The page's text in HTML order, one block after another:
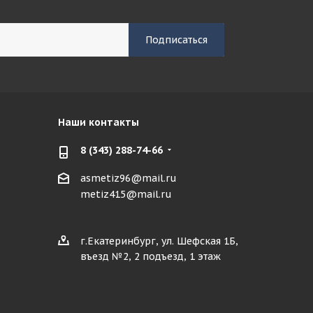
Наши контакты
8 (343) 288-74-66
asmetiz96@mail.ru
metiz415@mail.ru
г.Екатеринбург, ул. Шефская 1Б,
въезд №2, 2 подъезд, 1 этаж